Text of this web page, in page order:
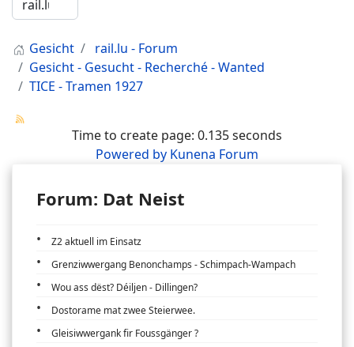
Gesicht
rail.lu - Forum
Gesicht - Gesucht - Recherché - Wanted
TICE - Tramen 1927
Time to create page: 0.135 seconds
Powered by Kunena Forum
Forum: Dat Neist
Z2 aktuell im Einsatz
Grenziwwergang Benonchamps - Schimpach-Wampach
Wou ass dëst? Déiljen - Dillingen?
Dostorame mat zwee Steierwee.
Gleisiwwergank fir Foussgänger ?